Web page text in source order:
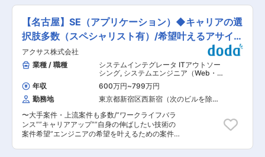
ンジニアや認定資格保有者が多数在籍する専門組
織。 若手〜ベテランまで技術を尊重し合う風土が
あり、PMも技術的な相談・連携がしやすい環境
です。 ■キャリアパス 大規模案件のPM、複数案
件を束ねるデリバリー責任者、クラウドコンサル
や組織マネジメントなど、志向に応じたキャリア
勤務が中心。安定した受託環境のもと、腰を据え
てプロジェクトに向き合えます。 ■企業の特徴/
魅力 50年以上黒字経営の東証プライム上場SIer。
AWS公式認定に裏付けられた技術力と、長期的に
キャリアを築ける安定基盤を両立できる点が最大
の魅力です。 変更の範囲：会社の定める業務
内容： ・大手食品メーカーお客様先（JR大崎駅
直結）への対応領域拡大のため、新規領域に挑戦
していただける方を募集しています。ヘルプデス
ク等、グループ会社のお客様からの問い合わせ窓
口業務を担当していただきます。 【具体的には】
※自社および他社が開発した業務システムについ
て、エンドユーザー様からの下記のような問い合
わせ対応を行います。 ・基幹業務システム運用
・電話/メール/チャット対応（システムに対する
Q&A） ・データの調査や登録および変更作業 ※開
発スキルやプログラミングに関する意欲がある方
は、作業効率化のためのツール開発に携わること
も可能です。 ■入社後： スムーズに現場作業に
入っていけるように、現場に着任する前に10日間
程度の研修を予定しています。内容は使用システ
ムや操作方法の習得が中心です。 入社後研修は、
【名古屋】SE（アプリケーション）◆キャリアの選
択肢多数（スペシャリスト有）/希望叶えるアサイン
体制
アクサス株式会社
業種 / 職種
システムインテグレータ ITアウトソー
シング, システムエンジニア（Web・
オープン系・パッケージ開発） Webサ
ービス系エンジニア（フロントエン
ド・サーバーサイド・フルスタック）
年収 600万円~799万円
勤務地
東京都新宿区西新宿（次のビルを除
〜大手案件・上流案件も多数/”ワークライフバラ
ンス””キャリアアップ””自身の伸ばしたい技術の
案件希望”エンジニアの希望を叶えるための案件